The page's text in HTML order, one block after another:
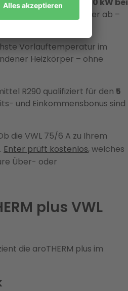
und Zweifamilienhäuser ab –
Vorlauftemperatur im
Heizkörper – ohne
R290 qualifiziert für den 5
und Einkommensbonus sind
die VWL 75/6 A zu Ihrem
Enter prüft kostenlos, welches
Über- oder
plus VWL
die aroTHERM plus im